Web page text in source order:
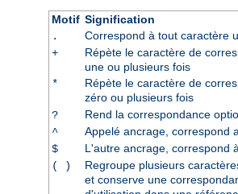
Motif Signification
.
Correspond à tout caractère
+
Répète le caractère de
une ou plusieurs fois
*
Répète le caractère de
zéro ou plusieurs fois
?
Rend la correspondance
^
Appelé ancrage, correspond
$
L'autre ancrage, correspond
( )
Regroupe plusieurs
et conserve une